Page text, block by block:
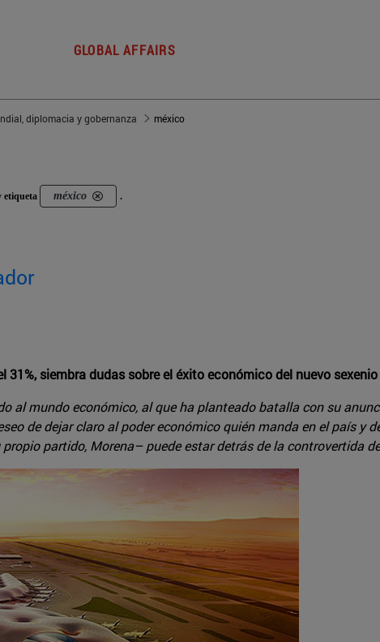
GLOBAL AFFAIRS
diplomacia y gobernanza méxico
etiqueta méxico .
siembra dudas sobre el éxito económico del nuevo sexenio
al mundo económico, al que ha planteado batalla con su
de dejar claro al poder económico quién manda en el país y
partido, Morena– puede estar detrás de la controvertida